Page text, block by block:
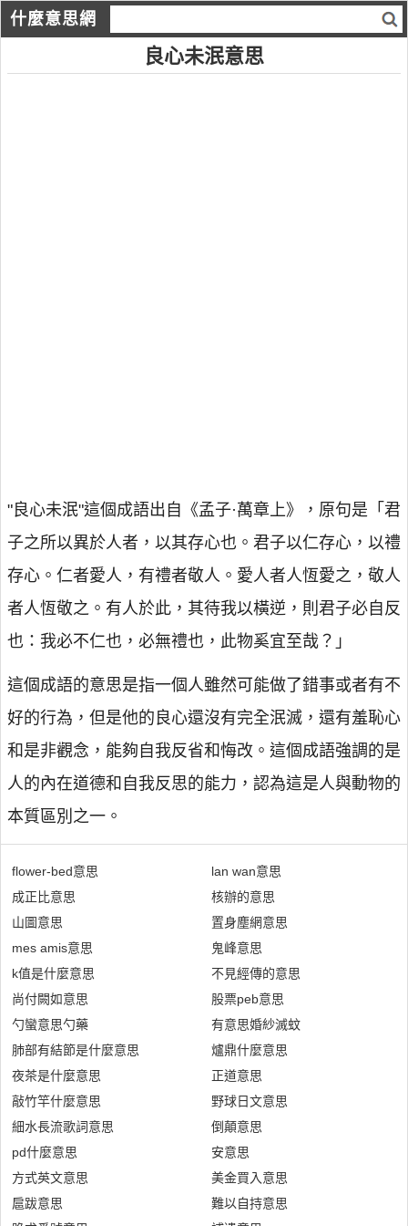
什麼意思網
良心未泯意思
"良心未泯"這個成語出自《孟子·萬章上》，原句是「君
子之所以異於人者，以其存心也。君子以仁存心，以禮
存心。仁者愛人，有禮者敬人。愛人者人恆愛之，敬人
者人恆敬之。有人於此，其待我以橫逆，則君子必自反
也：我必不仁也，必無禮也，此物奚宜至哉？」
這個成語的意思是指一個人雖然可能做了錯事或者有不
好的行為，但是他的良心還沒有完全泯滅，還有羞恥心
和是非觀念，能夠自我反省和悔改。這個成語強調的是
人的內在道德和自我反思的能力，認為這是人與動物的
本質區別之一。
flower-bed意思
成正比意思
山圖意思
mes amis意思
k值是什麼意思
尚付闕如意思
勺蠻意思勺藥
肺部有結節是什麼意思
夜茶是什麼意思
敲竹竿什麼意思
細水長流歌詞意思
pd什麼意思
方式英文意思
扈跋意思
lan wan意思
核辦的意思
置身塵網意思
鬼峰意思
不見經傳的意思
股票peb意思
有意思婚紗滅蚊
爐鼎什麼意思
正道意思
野球日文意思
倒顛意思
安意思
美金買入意思
難以自持意思